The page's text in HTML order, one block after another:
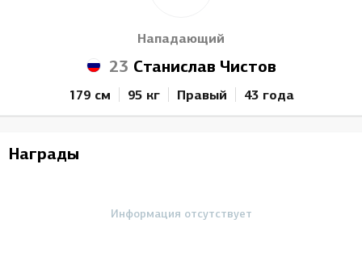
Нападающий
23 Станислав Чистов
179 см 95 кг Правый 43 года
Награды
Информация отсутствует